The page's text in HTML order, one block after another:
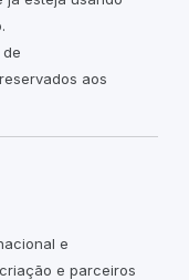
aos
e
e parceiros